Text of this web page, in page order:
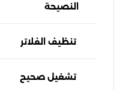
النصيحة
تنظيف الفلاتر
تشغيل صحيح